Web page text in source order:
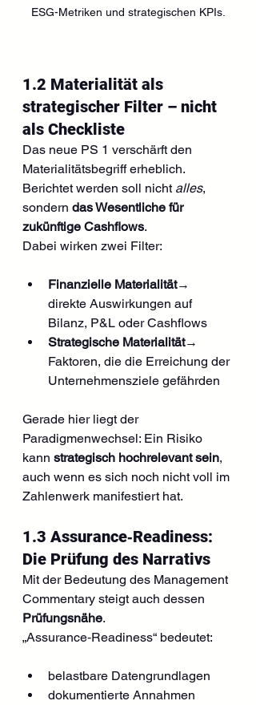
ESG-Metriken und strategischen KPIs.
1.2 Materialität als
strategischer Filter – nicht
als Checkliste
Das neue PS 1 verschärft den
Materialitätsbegriff erheblich.
Berichtet werden soll nicht alles,
sondern das Wesentliche für
zukünftige Cashflows.
Dabei wirken zwei Filter:
Finanzielle Materialität→
direkte Auswirkungen auf
Bilanz, P&L oder Cashflows
Strategische Materialität→
Faktoren, die die Erreichung der
Unternehmensziele gefährden
Gerade hier liegt der
Paradigmenwechsel: Ein Risiko
kann strategisch hochrelevant sein,
auch wenn es sich noch nicht voll im
Zahlenwerk manifestiert hat.
1.3 Assurance‑Readiness:
Die Prüfung des Narrativs
Mit der Bedeutung des Management
Commentary steigt auch dessen
Prüfungsnähe.
„Assurance‑Readiness“ bedeutet:
belastbare Datengrundlagen
dokumentierte Annahmen